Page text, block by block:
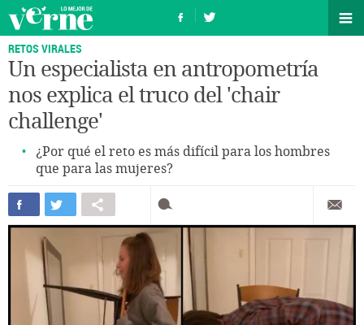
RETOS VIRALES
Un especialista en antropometría
nos explica el truco del 'chair
challenge'
¿Por qué el reto es más difícil para los hombres
que para las mujeres?